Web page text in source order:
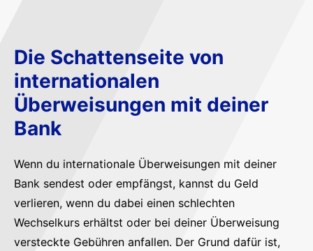
Die Schattenseite von
internationalen
Überweisungen mit deiner
Bank
Wenn du internationale Überweisungen mit deiner
Bank sendest oder empfängst, kannst du Geld
verlieren, wenn du dabei einen schlechten
Wechselkurs erhältst oder bei deiner Überweisung
versteckte Gebühren anfallen. Der Grund dafür ist,